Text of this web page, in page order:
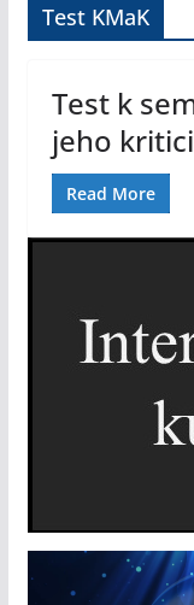
Test KMaK
Test k
jeho kritici
Read More